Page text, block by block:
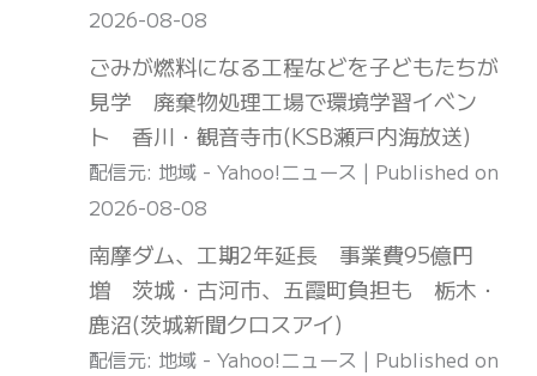
2026-08-08
ごみが燃料になる工程などを子どもたちが
見学 廃棄物処理工場で環境学習イベン
ト 香川・観音寺市(KSB瀬戸内海放送)
配信元: 地域 - Yahoo!ニュース
Published on
2026-08-08
南摩ダム、工期2年延長 事業費95億円
増 茨城・古河市、五霞町負担も 栃木・
鹿沼(茨城新聞クロスアイ)
配信元: 地域 - Yahoo!ニュース
Published on